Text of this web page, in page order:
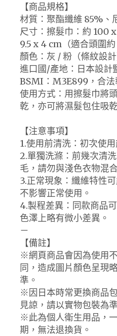
【商品規格】
材質：聚酯纖維 85%、
尺寸：擦髮巾：約 100
9.5 x 4 cm（適合頭圍
顏色：灰 / 粉（條紋設計
進口國/產地：日本設計
BSMI：M3E899，合法
使用方式：用擦髮巾將
乾，亦可將濕髮包住吸
【注意事項】
1.使用前清洗：初次使
2.單獨洗滌：前幾次清
毛，請勿與淺色衣物混
3.正常現象：纖維特性
不影響正常使用。
4.製程差異：同款商品
色澤上略有微小差異。
－
【備註】
※網頁商品會因為使用
同，造成圖片顏色呈現
準。
※因日本時常更換商品
見諒，請以實物包裝為
※此為個人衛生用品，
期，無法退換貨。